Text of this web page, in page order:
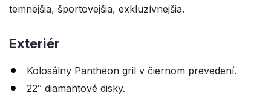
temnejšia, športovejšia, exkluzívnejšia.
Exteriér
Kolosálny Pantheon gril v čiernom prevedení.
22″ diamantové disky.